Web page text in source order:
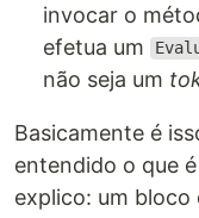
invocar o
efetua um
não seja um
Basicamente é
entendido o que
explico: um bloco